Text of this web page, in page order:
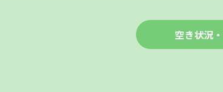
空き状況